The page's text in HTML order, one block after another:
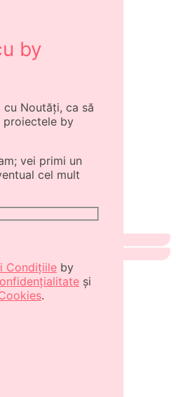
by
Noutăți, ca să
proiectele by
vei primi un
cel mult
Condițiile by
și
.